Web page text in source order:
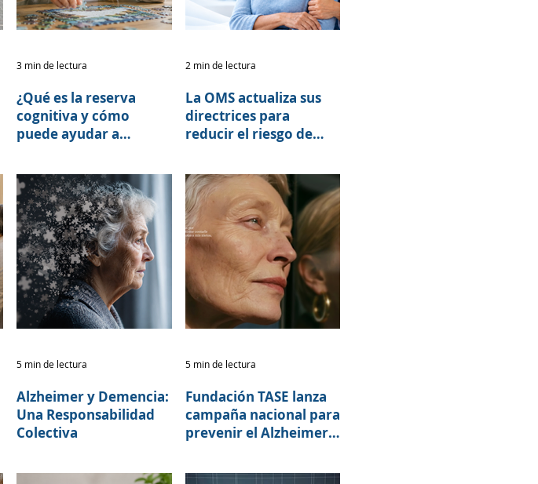
¿Qué es la reserva
cognitiva y cómo
puede ayudar a
del Alzheimer?
3 min de lectura
La OMS actualiza sus
directrices para
reducir el riesgo de
demencia
2 min de lectura
Alzheimer y Demencia:
Una Responsabilidad
Colectiva
5 min de lectura
Fundación TASE lanza
campaña nacional para
prevenir el Alzheimer y
5 min de lectura